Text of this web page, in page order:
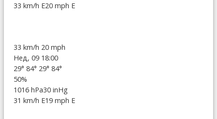
33 km/h E20 mph E
33 km/h 20 mph
Нед, 09 18:00
29° 84° 29° 84°
50%
1016 hPa30 inHg
31 km/h E19 mph E